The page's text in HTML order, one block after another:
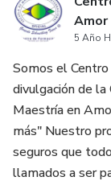
Amor
5 Año
Somos el Centro
divulgación de
Maestría en
más" Nuestro
seguros que
llamados a ser